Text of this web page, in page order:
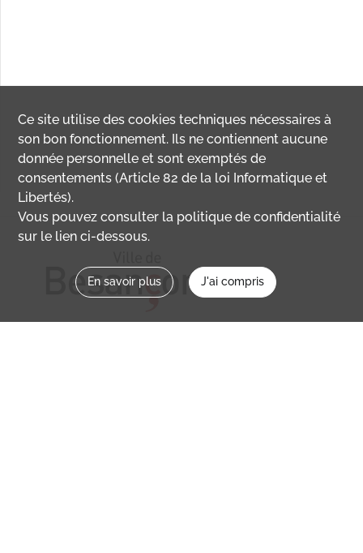
Ce site utilise descookies techniques nécessaires à
son bon fonctionnement. Ils ne contiennent aucune
donnée personnelle et sont exemptés de
consentements (Article 82 de la loi Informatique et
Libertés).
Vous pouvez consulter la politique de confidentialité
sur le lien ci-dessous.
En savoir plus J'ai compris